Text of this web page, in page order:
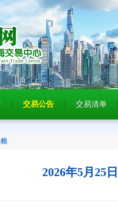
交易公告 交易清单
2026年5月25